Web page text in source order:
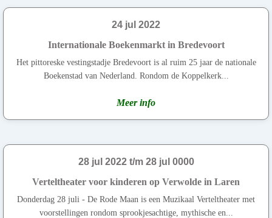
24 jul 2022
Internationale Boekenmarkt in Bredevoort
Het pittoreske vestingstadje Bredevoort is al ruim 25 jaar de nationale
Boekenstad van Nederland. Rondom de Koppelkerk...
Meer info
28 jul 2022 t/m 28 jul 0000
Verteltheater voor kinderen op Verwolde in Laren
Donderdag 28 juli - De Rode Maan is een Muzikaal Verteltheater met
voorstellingen rondom sprookjesachtige, mythische en...